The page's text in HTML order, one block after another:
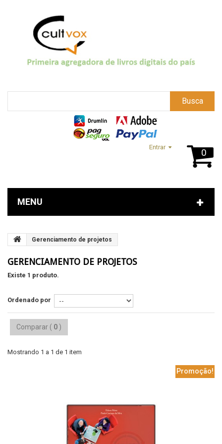
Busca
0
Entrar
MENU
Gerenciamento de projetos
GERENCIAMENTO DE PROJETOS
Existe 1 produto.
Ordenado por
Comparar ( 0 )
Mostrando 1 a 1 de 1 item
Promoção!